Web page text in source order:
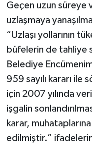
Geçen uzun süreye
uzlaşmaya
“Uzlaşı yollarının
büfelerin de tahliye
Belediye
959 sayılı kararı
için 2007 yılında
işgalin
karar,
edilmiştir.”